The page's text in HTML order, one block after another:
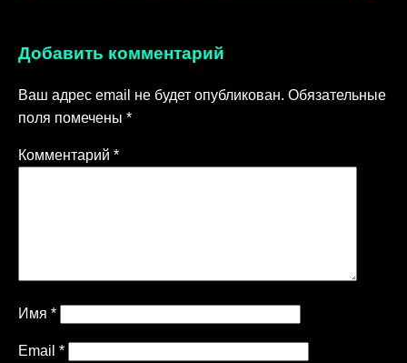
Добавить комментарий
Ваш адрес email не будет опубликован. Обязательные
поля помечены *
Комментарий *
Имя *
Email *